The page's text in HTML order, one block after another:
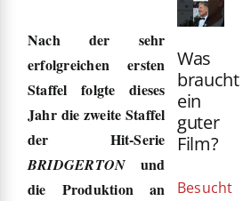
Nach der sehr
erfolgreichen ersten
Staffel folgte dieses
Jahr die zweite Staffel
der Hit-Serie
BRIDGERTON und
die Produktion an
Was
braucht
ein
guter
Film?
Besucht